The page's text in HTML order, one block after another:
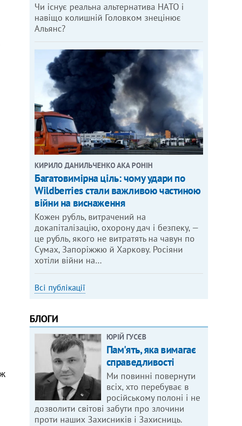
Чи існує реальна альтернатива НАТО і
навіщо колишній Головком знецінює
Альянс?
КИРИЛО ДАНИЛЬЧЕНКО АКА РОНІН
Багатовимірна ціль: чому удари по
Wildberries стали важливою частиною
війни на виснаження
Кожен рубль, витрачений на
докапіталізацію, охорону дач і безпеку, —
це рубль, якого не витратять на чавун по
Сумах, Запоріжжю й Харкову. Росіяни
хотіли війни на…
Всі публікації
БЛОГИ
ЮРІЙ ГУСЄВ
Пам'ять, яка вимагає
справедливості
Ми повинні повернути
всіх, хто перебуває в
російському полоні і не
дозволити світові забути про злочини
проти наших Захисників і Захисниць.